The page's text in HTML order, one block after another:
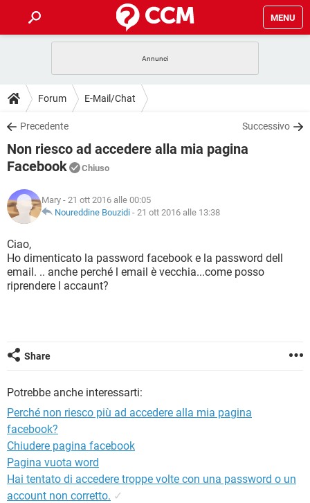
MENU
INTRATTENIMENTO
iOS
INSTAGRAM WHATSAPP
TIKTOK
HARDWARE
GUIDE
COVID-19
iOS
TIKTOK FACEBOOK
DOWNLOAD
COVID-19 GAMING
INTRATTENIMENTO
iOS
INSTAGRAM
TIKTOK
HARDWARE
FORUM
INTRATTENIMENTO ANDROID
INSTAGRAM WHATSAPP
TIKTOK
GLOSSARIO
COVID-19
INTRATTENIMENTO
iOS WINDOWS 10
INSTAGRAM
Forum E-Mail/Chat
Precedente Successivo
Non riesco ad accedere alla mia pagina
Facebook
Chiuso
Mary - 21 ott 2016 alle 00:05
Noureddine Bouzidi - 21 ott 2016 alle 13:38
Ciao,
Ho dimenticato la password facebook e la password dell
email. .. anche perché l email è vecchia...come posso
riprendere l accaunt?
Share
Potrebbe anche interessarti:
Perché non riesco più ad accedere alla mia pagina
facebook?
Chiudere pagina facebook
Pagina vuota word
Hai tentato di accedere troppe volte con una password o un
account non corretto. ✓